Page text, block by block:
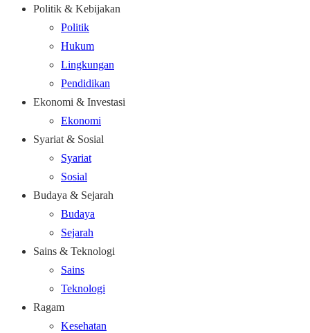
Politik & Kebijakan
Politik
Hukum
Lingkungan
Pendidikan
Ekonomi & Investasi
Ekonomi
Syariat & Sosial
Syariat
Sosial
Budaya & Sejarah
Budaya
Sejarah
Sains & Teknologi
Sains
Teknologi
Ragam
Kesehatan